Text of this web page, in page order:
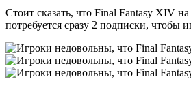
Стоит сказать, что Final Fantasy XIV
потребуется сразу 2 подписки, чтобы